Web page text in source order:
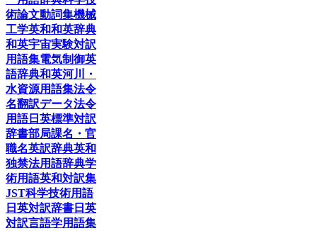
術論文動詞集機械
工学英和和英辞典
和英宇宙実験対訳
用語集電気制御英
語辞典和英河川・
水資源用語集法令
名翻訳データ法令
用語日英標準対訳
辞書部局課名・官
職名英訳辞典英和
独禁法用語辞典学
術用語英和対訳集
JST科学技術用語
日英対訳辞書 日英
対訳言語学用語集